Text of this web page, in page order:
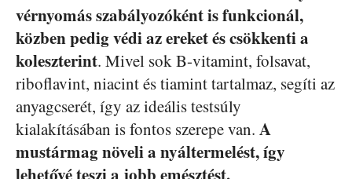
vérnyomás szabályozóként is funkcionál,
közben pedig védi az ereket és csökkenti a
koleszterint. Mivel sok B-vitamint, folsavat,
riboflavint, niacint és tiamint tartalmaz, segíti az
anyagcserét, így az ideális testsúly
kialakításában is fontos szerepe van. A
mustármag növeli a nyáltermelést, így
lehetővé teszi a jobb emésztést.